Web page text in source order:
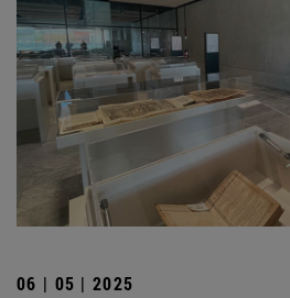
06 | 05 | 2025